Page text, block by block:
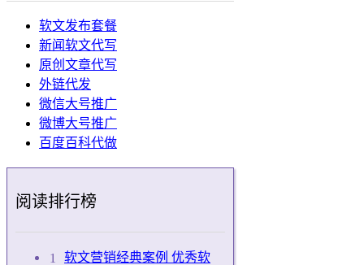
软文发布套餐
新闻软文代写
原创文章代写
外链代发
微信大号推广
微博大号推广
百度百科代做
阅读排行榜
软文营销经典案例 优秀软